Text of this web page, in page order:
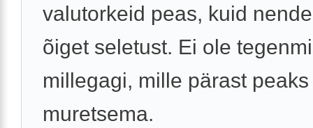
valutorkeid peas, kuid
õiget seletust. Ei ole
millegagi, mille pärast peaks
muretsema.